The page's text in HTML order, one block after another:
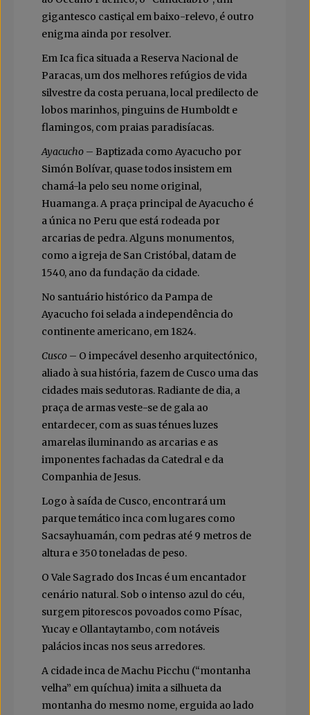
gigantesco castiçal em baixo-relevo, é outro
enigma ainda por resolver.
Em Ica fica situada a Reserva Nacional de
Paracas, um dos melhores refúgios de vida
silvestre da costa peruana, local predilecto de
lobos marinhos, pinguins de Humboldt e
flamingos, com praias paradisíacas.
Ayacucho – Baptizada como Ayacucho por
Simón Bolívar, quase todos insistem em
chamá-la pelo seu nome original,
Huamanga. A praça principal de Ayacucho é
a única no Peru que está rodeada por
arcarias de pedra. Alguns monumentos,
como a igreja de San Cristóbal, datam de
1540, ano da fundação da cidade.
No santuário histórico da Pampa de
Ayacucho foi selada a independência do
continente americano, em 1824.
Cusco – O impecável desenho arquitectónico,
aliado à sua história, fazem de Cusco uma das
cidades mais sedutoras. Radiante de dia, a
praça de armas veste-se de gala ao
entardecer, com as suas ténues luzes
amarelas iluminando as arcarias e as
imponentes fachadas da Catedral e da
Companhia de Jesus.
Logo à saída de Cusco, encontrará um
parque temático inca com lugares como
Sacsayhuamán, com pedras até 9 metros de
altura e 350 toneladas de peso.
O Vale Sagrado dos Incas é um encantador
cenário natural. Sob o intenso azul do céu,
surgem pitorescos povoados como Písac,
Yucay e Ollantaytambo, com notáveis
palácios incas nos seus arredores.
A cidade inca de Machu Picchu (“montanha
velha” em quíchua) imita a silhueta da
montanha do mesmo nome, erguida ao lado